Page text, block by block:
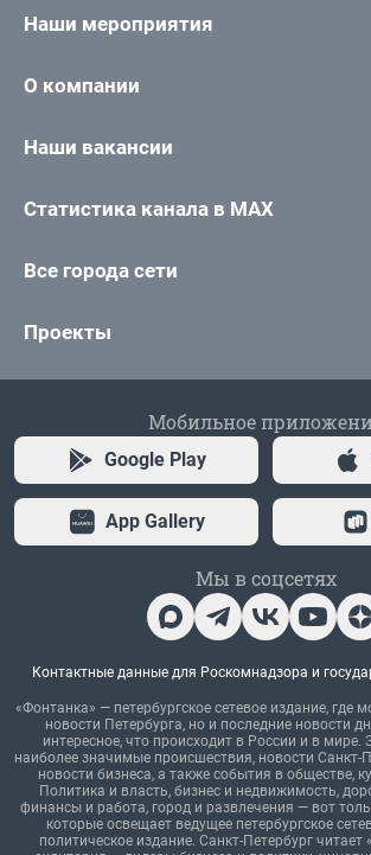
Наши мероприятия
О компании
Наши вакансии
Статистика канала в MAX
Все города сети
Проекты
Мобильное
Google Play
App Gallery
Мы в соцсетях
Контактные данные для Роскомнадзора и
«Фонтанка» — петербургское сетевое издание, где
новости Петербурга, но и последние новости
интересное, что происходит в России и в мире.
наиболее значимые происшествия, новости Санкт-
новости бизнеса, а также события в обществе,
Политика и власть, бизнес и недвижимость,
финансы и работа, город и развлечения — вот
которые освещает ведущее петербургское
политическое издание. Санкт-Петербург